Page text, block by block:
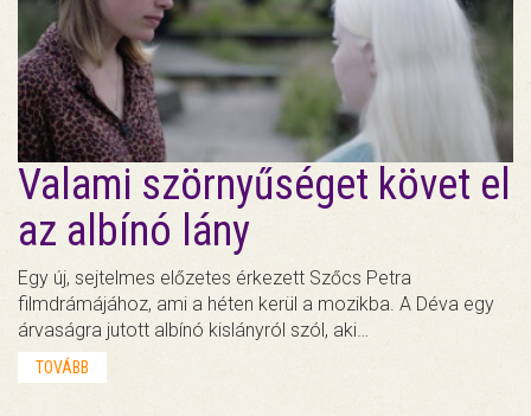
Valami szörnyűséget követ el
az albínó lány
Egy új, sejtelmes előzetes érkezett Szőcs Petra
filmdrámájához, ami a héten kerül a mozikba. A Déva egy
árvaságra jutott albínó kislányról szól, aki…
TOVÁBB